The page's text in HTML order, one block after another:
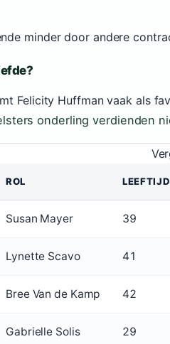
minder door andere
Felicity Huffman vaak als
onderling verdienden
ROL
Susan Mayer 39
Lynette Scavo 41
Bree Van de Kamp 42
Gabrielle Solis 29